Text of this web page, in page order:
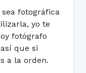
fotográfica
yo te
fotógrafo
que si
a la orden.